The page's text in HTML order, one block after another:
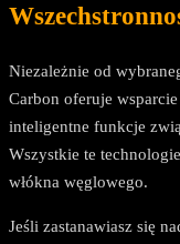
Niezależnie od
Carbon oferuje
inteligentne funkcje
Wszystkie te
włókna węglowego.
Jeśli zastanawiasz się